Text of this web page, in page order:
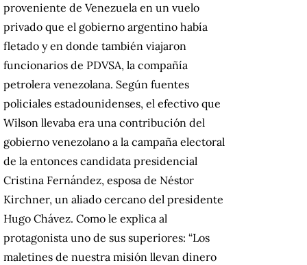
proveniente de Venezuela en un vuelo
privado que el gobierno argentino había
fletado y en donde también viajaron
funcionarios de PDVSA, la compañía
petrolera venezolana. Según fuentes
policiales estadounidenses, el efectivo que
Wilson llevaba era una contribución del
gobierno venezolano a la campaña electoral
de la entonces candidata presidencial
Cristina Fernández, esposa de Néstor
Kirchner, un aliado cercano del presidente
Hugo Chávez. Como le explica al
protagonista uno de sus superiores: “Los
maletines de nuestra misión llevan dinero